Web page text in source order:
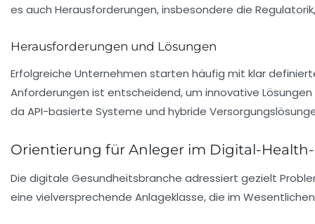
es auch Herausforderungen, insbesondere die Regulatorik
Herausforderungen und Lösungen
Erfolgreiche Unternehmen starten häufig mit klar
Anforderungen ist entscheidend, um innovative
da API-basierte Systeme und hybride
Orientierung für Anleger im Digital-
Die digitale Gesundheitsbranche adressiert gezielt
eine vielversprechende Anlageklasse, die im